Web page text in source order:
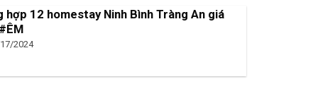
hợp 12 homestay Ninh Bình Tràng An giá
2024